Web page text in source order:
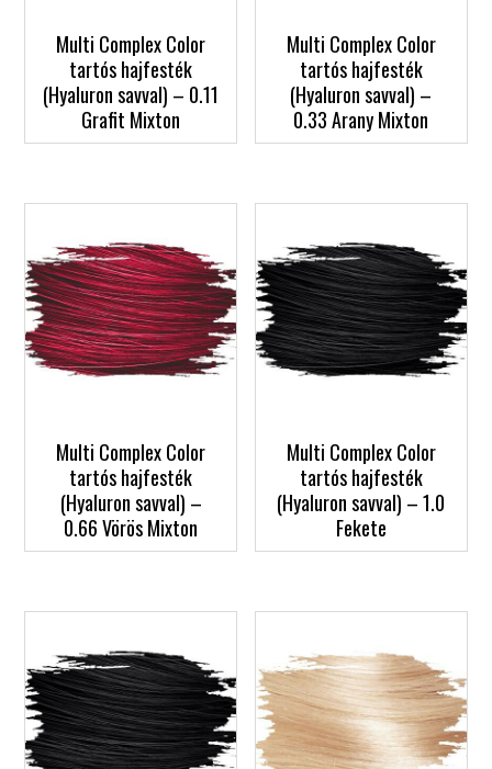
Multi Complex Color
tartós hajfesték
(Hyaluron savval) – 0.11
Grafit Mixton
Multi Complex Color
tartós hajfesték
(Hyaluron savval) –
0.33 Arany Mixton
Multi Complex Color
tartós hajfesték
(Hyaluron savval) –
0.66 Vörös Mixton
Multi Complex Color
tartós hajfesték
(Hyaluron savval) – 1.0
Fekete